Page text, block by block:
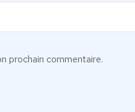
prochain commentaire.